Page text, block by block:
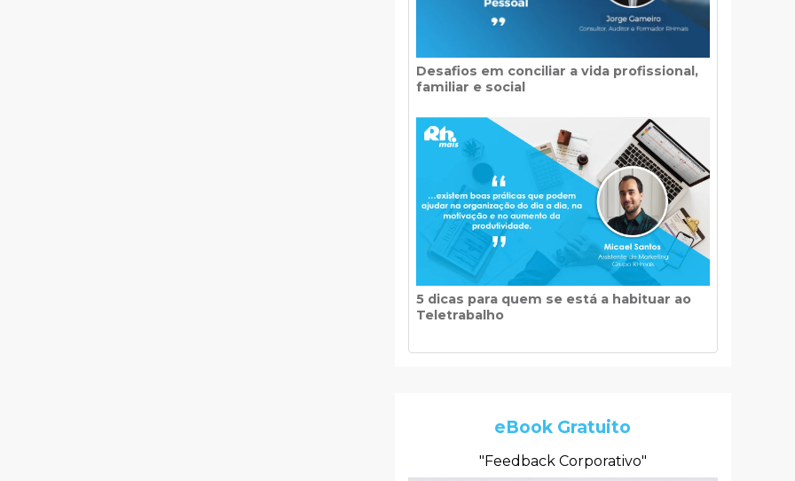
Desafios em conciliar a vida profissional,
familiar e social
5 dicas para quem se está a habituar ao
Teletrabalho
eBook Gratuito
"Feedback Corporativo"